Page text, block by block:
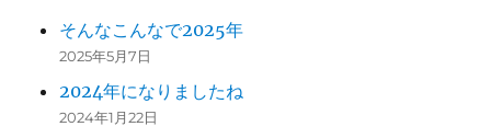
そんなこんなで2025年
2025年5月7日
2024年になりましたね
2024年1月22日